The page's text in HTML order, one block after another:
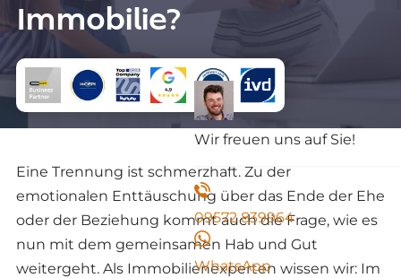
Wir freuen uns auf Sie!
09572 839964
WhatsApp
Immobilie?
Eine Trennung ist schmerzhaft. Zu der
emotionalen Enttäuschung über das Ende der Ehe
oder der Beziehung kommt auch die Frage, wie es
nun mit dem gemeinsamen Hab und Gut
weitergeht. Als Immobilienexperten wissen wir: Im